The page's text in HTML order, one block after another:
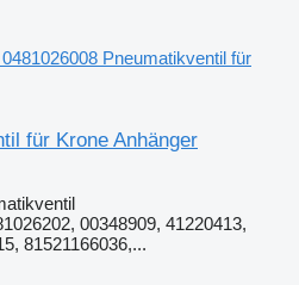
0481026008 Pneumatikventil für
für Krone Anhänger
00348909, 41220413,
81521166036,...